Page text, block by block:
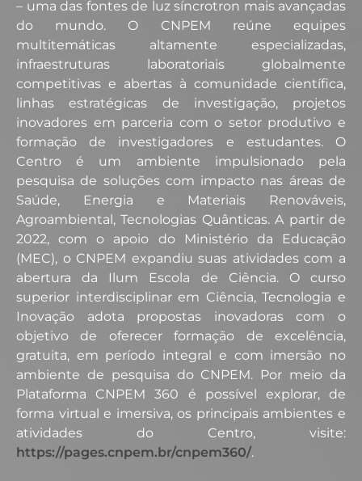
– uma das fontes de luz síncrotron mais avançadas
do mundo. O CNPEM reúne equipes
multitemáticas altamente especializadas,
infraestruturas laboratoriais globalmente
competitivas e abertas à comunidade científica,
linhas estratégicas de investigação, projetos
inovadores em parceria com o setor produtivo e
formação de investigadores e estudantes. O
Centro é um ambiente impulsionado pela
pesquisa de soluções com impacto nas áreas de
Saúde, Energia e Materiais Renováveis,
Agroambiental, Tecnologias Quânticas. A partir de
2022, com o apoio do Ministério da Educação
(MEC), o CNPEM expandiu suas atividades com a
abertura da Ilum Escola de Ciência. O curso
superior interdisciplinar em Ciência, Tecnologia e
Inovação adota propostas inovadoras com o
objetivo de oferecer formação de excelência,
gratuita, em período integral e com imersão no
ambiente de pesquisa do CNPEM. Por meio da
Plataforma CNPEM 360 é possível explorar, de
forma virtual e imersiva, os principais ambientes e
atividades do Centro, visite:
https://pages.cnpem.br/cnpem360/.